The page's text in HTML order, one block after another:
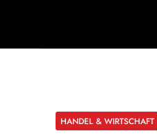
HANDEL & WIRTSCHAFT